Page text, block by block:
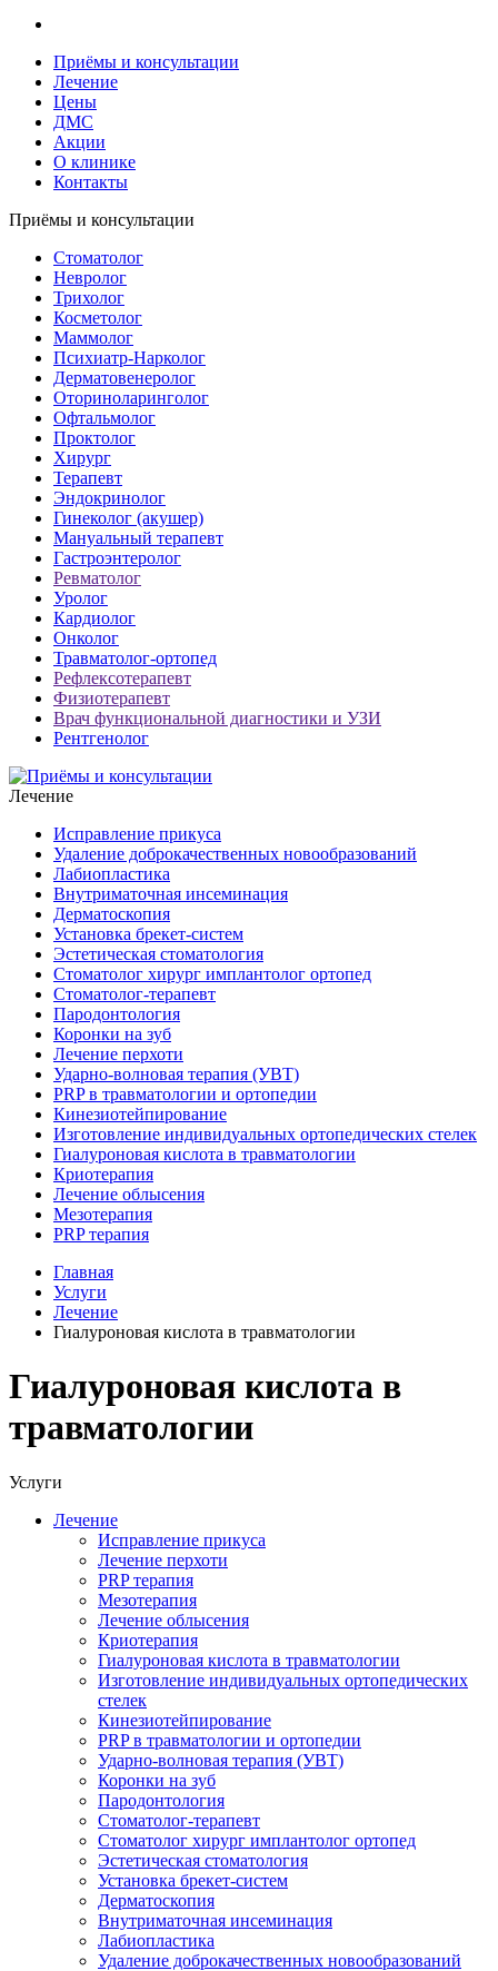
Приёмы и консультации
Лечение
Цены
ДМС
Акции
О клинике
Контакты
Приёмы и консультации
Стоматолог
Невролог
Трихолог
Косметолог
Маммолог
Психиатр-Нарколог
Дерматовенеролог
Оториноларинголог
Офтальмолог
Проктолог
Хирург
Терапевт
Эндокринолог
Гинеколог (акушер)
Мануальный терапевт
Гастроэнтеролог
Ревматолог
Уролог
Кардиолог
Онколог
Травматолог-ортопед
Рефлексотерапевт
Физиотерапевт
Врач функциональной диагностики и УЗИ
Рентгенолог
Лечение
Исправление прикуса
Удаление доброкачественных новообразований
Лабиопластика
Внутриматочная инсеминация
Дерматоскопия
Установка брекет-систем
Эстетическая стоматология
Стоматолог хирург имплантолог ортопед
Стоматолог-терапевт
Пародонтология
Коронки на зуб
Лечение перхоти
Ударно-волновая терапия (УВТ)
PRP в травматологии и ортопедии
Кинезиотейпирование
Изготовление индивидуальных ортопедических стелек
Гиалуроновая кислота в травматологии
Криотерапия
Лечение облысения
Мезотерапия
PRP терапия
Главная
Услуги
Лечение
Гиалуроновая кислота в травматологии
Гиалуроновая кислота в
травматологии
Услуги
Лечение
Исправление прикуса
Лечение перхоти
PRP терапия
Мезотерапия
Лечение облысения
Криотерапия
Гиалуроновая кислота в травматологии
Изготовление индивидуальных ортопедических
стелек
Кинезиотейпирование
PRP в травматологии и ортопедии
Ударно-волновая терапия (УВТ)
Коронки на зуб
Пародонтология
Стоматолог-терапевт
Стоматолог хирург имплантолог ортопед
Эстетическая стоматология
Установка брекет-систем
Дерматоскопия
Внутриматочная инсеминация
Лабиопластика
Удаление доброкачественных новообразований